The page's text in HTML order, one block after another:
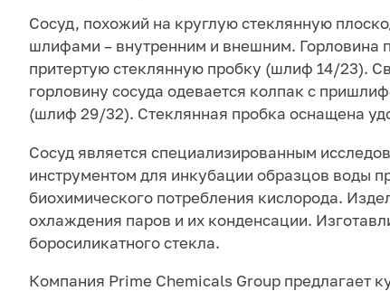
Сосуд, похожий на круглую стеклянную
шлифами – внутренним и внешним. Горловина
притертую стеклянную пробку (шлиф 14/23).
горловину сосуда одевается колпак с
(шлиф 29/32). Стеклянная пробка оснащена
Сосуд является специализированным
инструментом для инкубации образцов воды
биохимического потребления кислорода.
охлаждения паров и их конденсации.
боросиликатного стекла.
Компания Prime Chemicals Group предлагает